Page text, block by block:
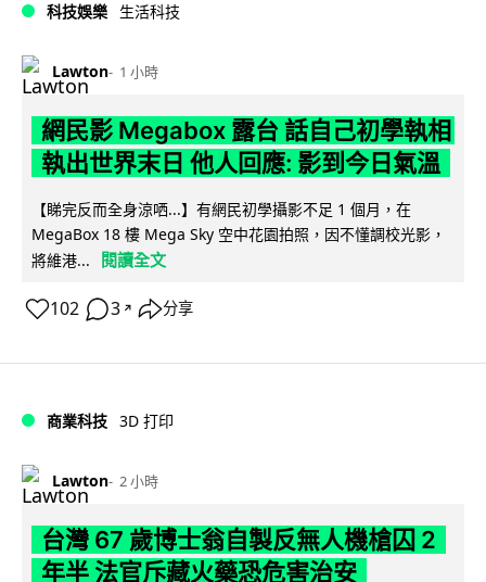
科技娛樂 生活科技
Lawton 1 小時
網民影 Megabox 露台 話自己初學執相
執出世界末日 他人回應: 影到今日氣溫
【睇完反而全身涼哂...】有網民初學攝影不足 1 個月，在
MegaBox 18 樓 Mega Sky 空中花園拍照，因不懂調校光影，
將維港...
閱讀全文
102 3 ↗ 分享
商業科技 3D 打印
Lawton 2 小時
台灣 67 歲博士翁自製反無人機槍囚 2
年半 法官斥藏火藥恐危害治安